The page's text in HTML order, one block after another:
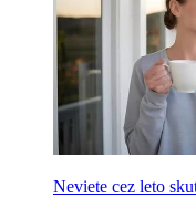
Neviete cez leto